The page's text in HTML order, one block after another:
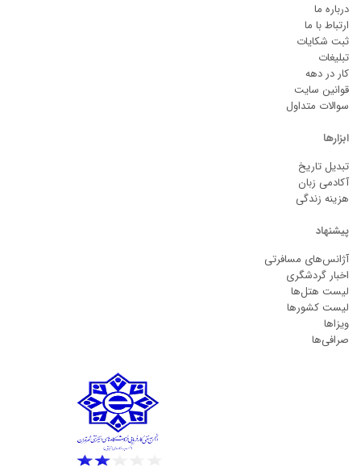
درباره ما
ارتباط با ما
ثبت شکایات
تبلیغات
کار در دهه
قوانین سایت
سوالات متداول
ابزارها
تبدیل تاریخ
آکادمی زبان
هزینه زندگی
پیشنهاد
آژانس‌های مسافرتی
اخبار گردشگری
لیست هتل‌ها
لیست کشورها
ویزاها
صرافی‌ها